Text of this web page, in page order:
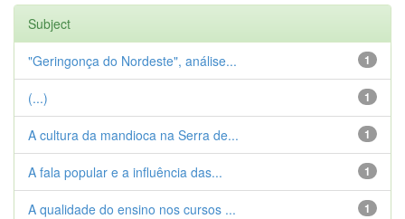
Subject
1
"Geringonça do Nordeste", análise...
1
(...)
1
A cultura da mandioca na Serra de...
1
A fala popular e a influência das...
1
A qualidade do ensino nos cursos ...